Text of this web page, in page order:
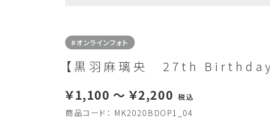
#オンラインフォト
【黒羽麻璃央 27th
￥1,100 ～ ￥2,200
税込
商品コード： MK2020BDOP1_04